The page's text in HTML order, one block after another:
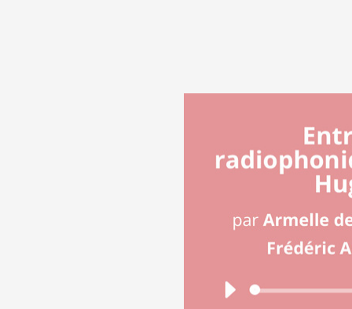
Production vidéo
Formation
1% œuvres